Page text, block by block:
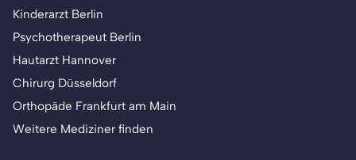
Kinderarzt Berlin
Psychotherapeut Berlin
Hautarzt Hannover
Chirurg Düsseldorf
Orthopäde Frankfurt am Main
Weitere Mediziner finden